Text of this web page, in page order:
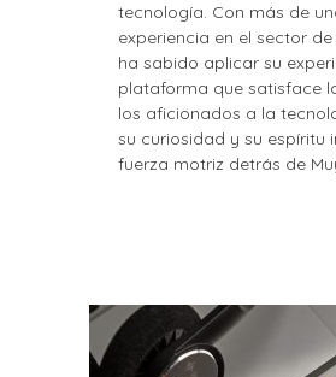
tecnología. Con más de
experiencia en el sector
ha sabido aplicar su
plataforma que satisface
los aficionados a la
su curiosidad y su espíritu
fuerza motriz detrás de